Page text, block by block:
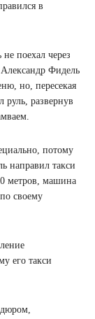
в
поехал через
Фидель
но, пересекая
руль, развернув
потому
направил такси
метров, машина
своему
его такси